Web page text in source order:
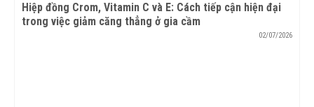
Hiệp đồng Crom, Vitamin C và E: Cách tiếp cận hiện đại
trong việc giảm căng thẳng ở gia cầm
02/07/2026